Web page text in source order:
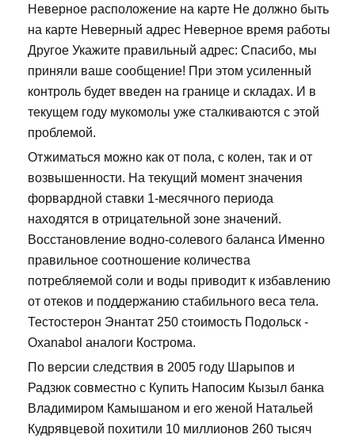
Неверное расположение на карте Не должно быть
на карте Неверный адрес Неверное время работы
Другое Укажите правильный адрес: Спасибо, мы
приняли ваше сообщение! При этом усиленный
контроль будет введен на границе и складах. И в
текущем году мукомолы уже сталкиваются с этой
проблемой.
Отжиматься можно как от пола, с колен, так и от
возвышенности. На текущий момент значения
форвардной ставки 1-месячного периода
находятся в отрицательной зоне значений.
Восстановление водно-солевого баланса Именно
правильное соотношение количества
потребляемой соли и воды приводит к избавлению
от отеков и поддержанию стабильного веса тела.
Тестостерон Энантат 250 стоимость Подольск -
Oxanabol аналоги Кострома.
По версии следствия в 2005 году Шарыпов и
Радзюк совместно с Купить Напосим Кызыл банка
Владимиром Камышаном и его женой Натальей
Кудрявцевой похитили 10 миллионов 260 тысяч